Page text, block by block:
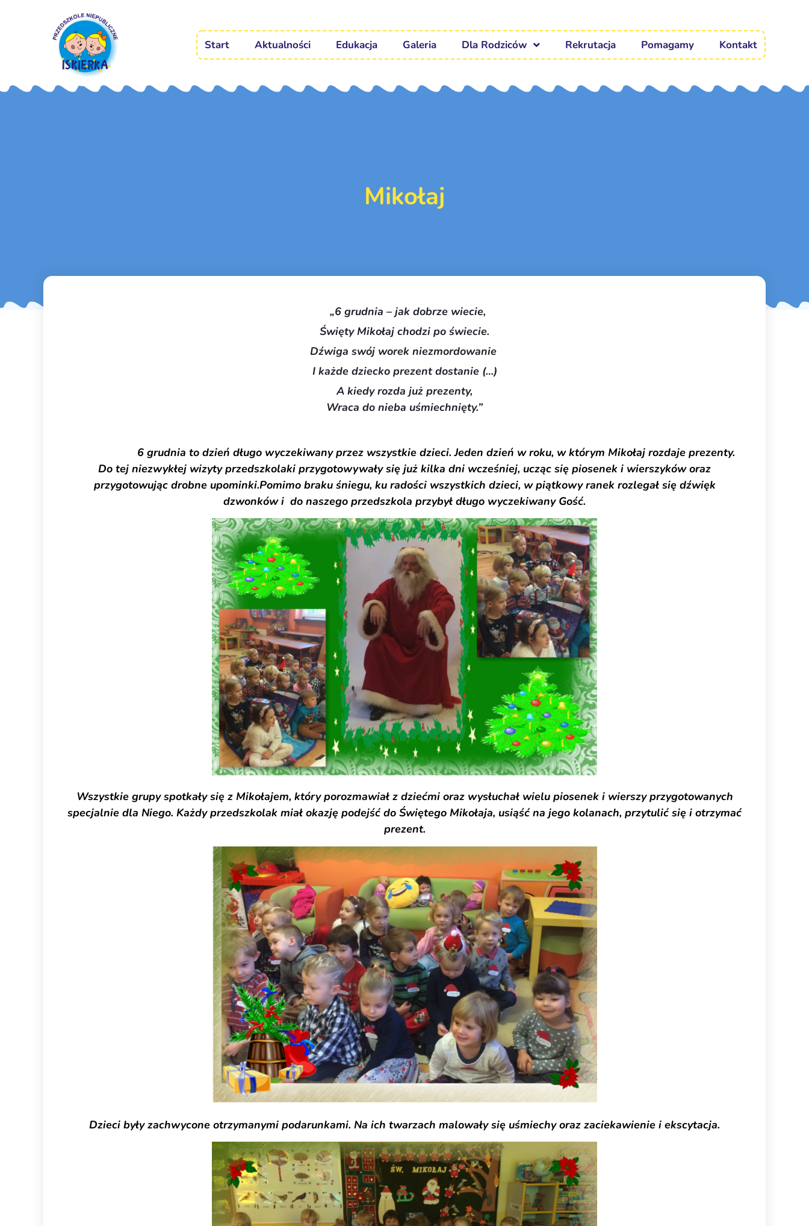
Start Aktualności Edukacja Galeria Dla Rodziców Rekrutacja Pomagamy Kontakt
Mikołaj
„6 grudnia – jak dobrze wiecie,
Święty Mikołaj chodzi po świecie.
Dźwiga swój worek niezmordowanie
I każde dziecko prezent dostanie (…)
A kiedy rozda już prezenty,
Wraca do nieba uśmiechnięty.”
6 grudnia to dzień długo wyczekiwany przez wszystkie dzieci. Jeden dzień w roku, w którym Mikołaj rozdaje prezenty.
Do tej niezwykłej wizyty przedszkolaki przygotowywały się już kilka dni wcześniej, ucząc się piosenek i wierszyków oraz
przygotowując drobne upominki.Pomimo braku śniegu, ku radości wszystkich dzieci, w piątkowy ranek rozlegał się dźwięk
dzwonków i do naszego przedszkola przybył długo wyczekiwany Gość.
Wszystkie grupy spotkały się z Mikołajem, który porozmawiał z dziećmi oraz wysłuchał wielu piosenek i wierszy przygotowanych
specjalnie dla Niego. Każdy przedszkolak miał okazję podejść do Świętego Mikołaja, usiąść na jego kolanach, przytulić się i otrzymać
prezent.
Dzieci były zachwycone otrzymanymi podarunkami. Na ich twarzach malowały się uśmiechy oraz zaciekawienie i ekscytacja.